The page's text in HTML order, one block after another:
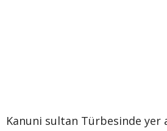
Kanuni sultan Türbesinde yer